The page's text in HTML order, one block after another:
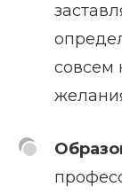
совсем